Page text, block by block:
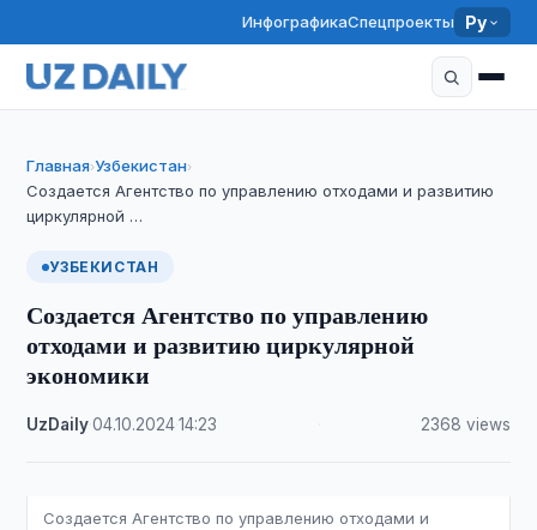
ИнфографикаСпецпроекты Ру
Главная›Узбекистан›
Создается Агентство по управлению отходами и развитию
циркулярной …
УЗБЕКИСТАН
Создается Агентство по управлению
отходами и развитию циркулярной
экономики
UzDaily·04.10.2024·14:23 2368 views
Создается Агентство по управлению отходами и